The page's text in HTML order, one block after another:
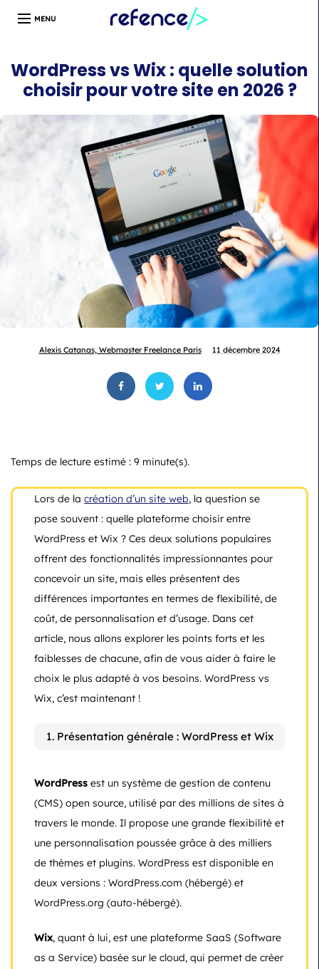
Développeur web freelance expert en création de site
WordPress | Île-de-France | Depuis 13 ans
WordPress vs Wix : quelle solution
choisir pour votre site en 2026 ?
Alexis Catanas, Webmaster Freelance Paris 11 décembre 2024
Temps de lecture estimé : 9 minute(s).
Lors de la création d’un site web, la question se
pose souvent : quelle plateforme choisir entre
WordPress et Wix ? Ces deux solutions populaires
offrent des fonctionnalités impressionnantes pour
concevoir un site, mais elles présentent des
différences importantes en termes de flexibilité, de
coût, de personnalisation et d’usage. Dans cet
article, nous allons explorer les points forts et les
faiblesses de chacune, afin de vous aider à faire le
choix le plus adapté à vos besoins. WordPress vs
Wix, c’est maintenant !
1. Présentation générale : WordPress et Wix
WordPress est un système de gestion de contenu
(CMS) open source, utilisé par des millions de sites à
travers le monde. Il propose une grande flexibilité et
une personnalisation poussée grâce à des milliers
de thèmes et plugins. WordPress est disponible en
deux versions : WordPress.com (hébergé) et
WordPress.org (auto-hébergé).
Wix, quant à lui, est une plateforme SaaS (Software
as a Service) basée sur le cloud, qui permet de créer